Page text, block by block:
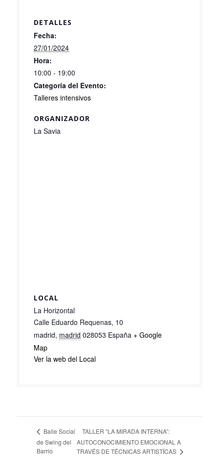
DETALLES
Fecha:
27/01/2024
Hora:
10:00 - 19:00
Categoría del Evento:
Talleres intensivos
ORGANIZADOR
La Savia
LOCAL
La Horizontal
Calle Eduardo Requenas, 10
madrid, madrid 028053 España + Google
Map
Ver la web del Local
Baile Social
de Swing del
Barrio
TALLER “LA MIRADA INTERNA”:
AUTOCONOCIMIENTO EMOCIONAL A
TRAVÉS DE TÉCNICAS ARTISTÍCAS